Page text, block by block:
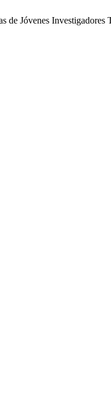
de Jóvenes Investigadores